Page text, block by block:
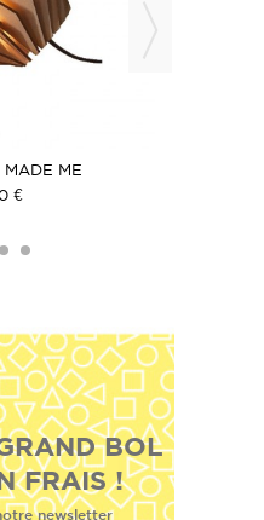
ME
€
BOL
FRAIS !
newsletter